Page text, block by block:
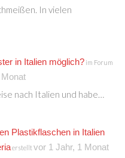
In vielen
in Italien möglich? im Forum
nach Italien und habe…
Plastikflaschen in Italien
erstellt vor 1 Jahr, 1 Monat